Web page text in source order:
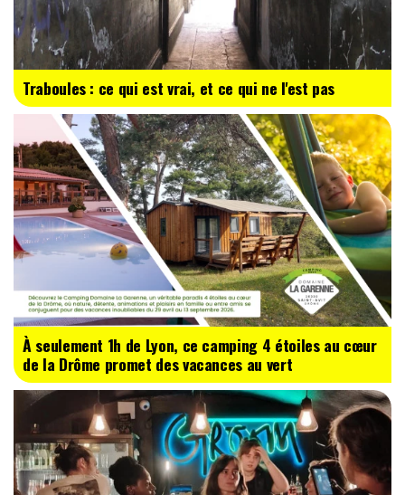
Traboules : ce qui est vrai, et ce qui ne l'est pas
À seulement 1h de Lyon, ce camping 4 étoiles au cœur
de la Drôme promet des vacances au vert